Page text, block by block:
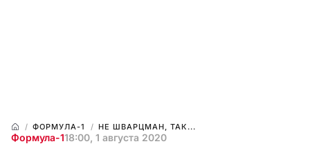
ФОРМУЛА-1 НЕ ШВАРЦМАН, ТАК...
Формула-118:00, 1 августа 2020